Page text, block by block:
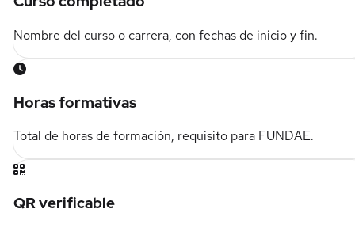
Nombre del curso o carrera, con fechas de inicio y fin.
Horas formativas
Total de horas de formación, requisito para FUNDAE.
QR verificable